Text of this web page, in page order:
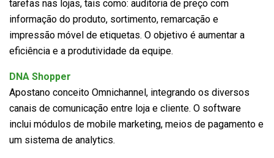
tarefas nas lojas, tais como: auditoria de preço com
informação do produto, sortimento, remarcação e
impressão móvel de etiquetas. O objetivo é aumentar a
eficiência e a produtividade da equipe.
DNA Shopper
Apostano conceito Omnichannel, integrando os diversos
canais de comunicação entre loja e cliente. O software
inclui módulos de mobile marketing, meios de pagamento e
um sistema de analytics.